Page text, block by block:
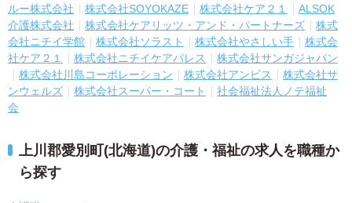
ルー株式会社
株式会社SOYOKAZE 株式会社ケア２１
ALSOK
介護株式会社
株式会社ケアリッツ・アンド・パートナーズ
株式
会社ニチイ学館
株式会社ソラスト 株式会社やさしい手
株式会
社ケア２１
株式会社ニチイケアパレス
株式会社サンガジャパン
株式会社川島コーポレーション
株式会社アンビス
株式会社サ
ンウェルズ
株式会社スーパー・コート
社会福祉法人ノテ福祉
会
上川郡愛別町(北海道)の介護・福祉の求人を職種か
ら探す